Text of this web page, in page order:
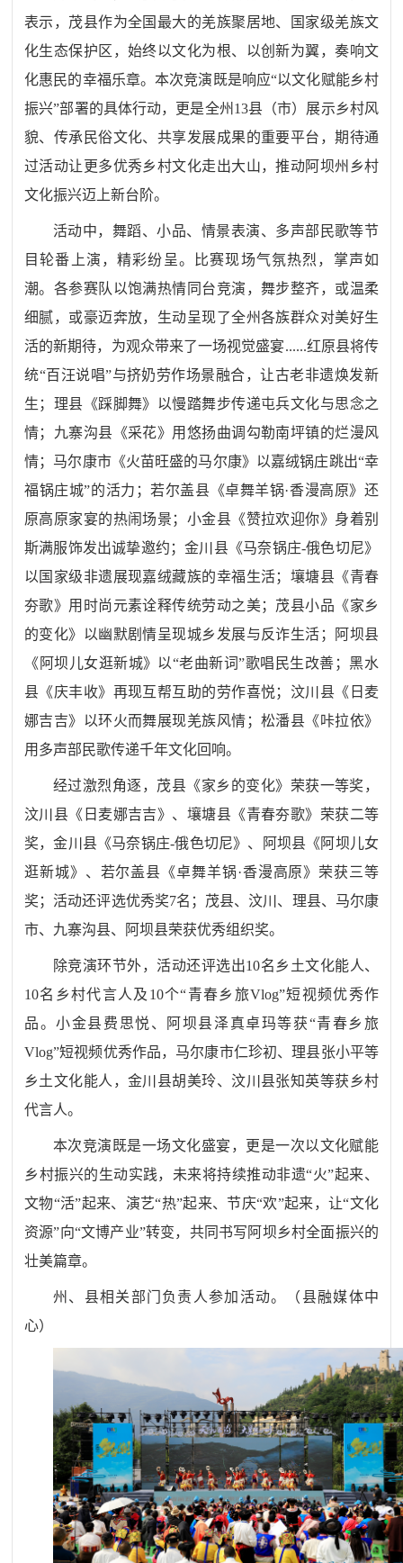
表示，茂县作为全国最大的羌族聚居地、国家级羌族文
化生态保护区，始终以文化为根、以创新为翼，奏响文
化惠民的幸福乐章。本次竞演既是响应“以文化赋能乡村
振兴”部署的具体行动，更是全州13县（市）展示乡村风
貌、传承民俗文化、共享发展成果的重要平台，期待通
过活动让更多优秀乡村文化走出大山，推动阿坝州乡村
文化振兴迈上新台阶。
活动中，舞蹈、小品、情景表演、多声部民歌等节
目轮番上演，精彩纷呈。比赛现场气氛热烈，掌声如
潮。各参赛队以饱满热情同台竞演，舞步整齐，或温柔
细腻，或豪迈奔放，生动呈现了全州各族群众对美好生
活的新期待，为观众带来了一场视觉盛宴......红原县将传
统“百汪说唱”与挤奶劳作场景融合，让古老非遗焕发新
生；理县《踩脚舞》以慢踏舞步传递屯兵文化与思念之
情；九寨沟县《采花》用悠扬曲调勾勒南坪镇的烂漫风
情；马尔康市《火苗旺盛的马尔康》以嘉绒锅庄跳出“幸
福锅庄城”的活力；若尔盖县《卓舞羊锅·香漫高原》还
原高原家宴的热闹场景；小金县《赞拉欢迎你》身着别
斯满服饰发出诚挚邀约；金川县《马奈锅庄-俄色切尼》
以国家级非遗展现嘉绒藏族的幸福生活；壤塘县《青春
夯歌》用时尚元素诠释传统劳动之美；茂县小品《家乡
的变化》以幽默剧情呈现城乡发展与反诈生活；阿坝县
《阿坝儿女逛新城》以“老曲新词”歌唱民生改善；黑水
县《庆丰收》再现互帮互助的劳作喜悦；汶川县《日麦
娜吉吉》以环火而舞展现羌族风情；松潘县《咔拉依》
用多声部民歌传递千年文化回响。
经过激烈角逐，茂县《家乡的变化》荣获一等奖，
汶川县《日麦娜吉吉》、壤塘县《青春夯歌》荣获二等
奖，金川县《马奈锅庄-俄色切尼》、阿坝县《阿坝儿女
逛新城》、若尔盖县《卓舞羊锅·香漫高原》荣获三等
奖；活动还评选优秀奖7名；茂县、汶川、理县、马尔康
市、九寨沟县、阿坝县荣获优秀组织奖。
除竞演环节外，活动还评选出10名乡土文化能人、
10名乡村代言人及10个“青春乡旅Vlog”短视频优秀作
品。小金县费思悦、阿坝县泽真卓玛等获“青春乡旅
Vlog”短视频优秀作品，马尔康市仁珍初、理县张小平等
乡土文化能人，金川县胡美玲、汶川县张知英等获乡村
代言人。
本次竞演既是一场文化盛宴，更是一次以文化赋能
乡村振兴的生动实践，未来将持续推动非遗“火”起来、
文物“活”起来、演艺“热”起来、节庆“欢”起来，让“文化
资源”向“文博产业”转变，共同书写阿坝乡村全面振兴的
壮美篇章。
州、县相关部门负责人参加活动。 （ 县融媒体中
心）